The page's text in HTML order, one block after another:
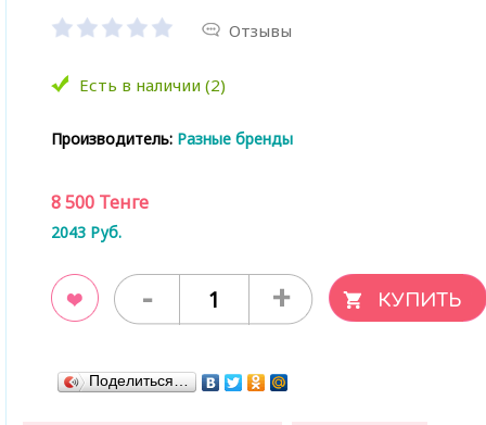
Отзывы
Есть в наличии (2)
Производитель: Разные бренды
8 500 Тенге
2043 Руб.
- +
Поделиться…